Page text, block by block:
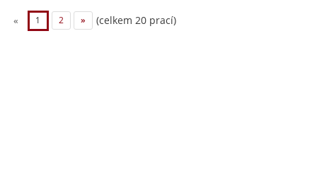
« 1 2 » (celkem 20 prací)